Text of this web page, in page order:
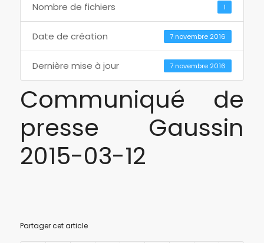
Nombre de fichiers 1
Date de création 7 novembre 2016
Dernière mise à jour 7 novembre 2016
Communiqué de
presse Gaussin
2015-03-12
Partager cet article